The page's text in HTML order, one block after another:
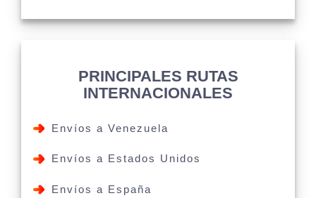
PRINCIPALES RUTAS
INTERNACIONALES
Envíos a Venezuela
Envíos a Estados Unidos
Envíos a España